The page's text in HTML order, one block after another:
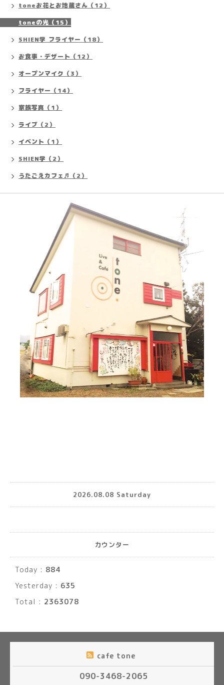
toneお花とお地蔵さん（12）
toneの光（15）
SHIEN学 フライヤー（18）
お食事・デザート（12）
オープンマイク（3）
フライヤー（14）
家族写真（1）
ライブ（2）
イベント（1）
SHIEN学（2）
うたごえカフェ♬（2）
2026.08.08 Saturday
カウンター
Today : 884
Yesterday : 635
Total : 2363078
cafe tone
090-3468-2065